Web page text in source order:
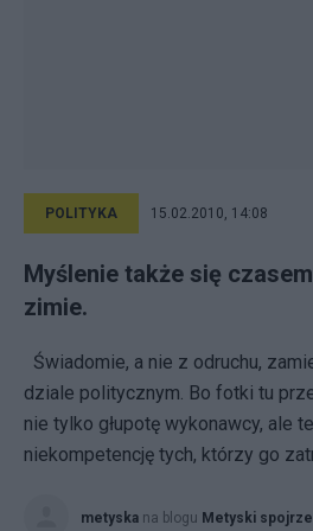
POLITYKA 15.02.2010, 14:08
Myślenie także się
zimie.
Świadomie, a nie z odruchu,
dziale politycznym. Bo fotki tu
nie tylko głupotę wykonawcy, ale
niekompetencję tych, którzy go
metyska na blogu Metyski